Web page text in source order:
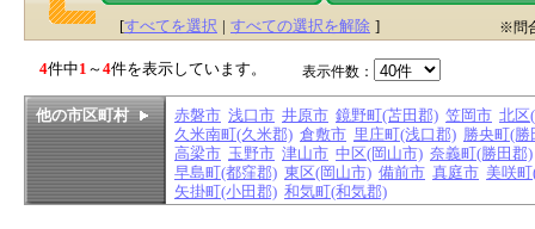
[すべてを選択 | すべての選択を解除 ] ※問
4件中1 ～4件を表示しています。 表示件数：
他の市区町村 赤磐市 浅口市 井原市 鏡野町(苫田郡) 笠岡市 北区
久米南町(久米郡) 倉敷市 里庄町(浅口郡) 勝央町(勝
高梁市 玉野市 津山市 中区(岡山市) 奈義町(勝田郡)
早島町(都窪郡) 東区(岡山市) 備前市 真庭市 美咲
矢掛町(小田郡) 和気町(和気郡)